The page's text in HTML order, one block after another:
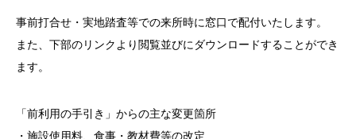
事前打合せ・実地踏査等での来所時に窓口で配付いたします。
また、下部のリンクより閲覧並びにダウンロードすることができ
ます。
「前利用の手引き」からの主な変更箇所
・施設使用料、食事・教材費等の改定